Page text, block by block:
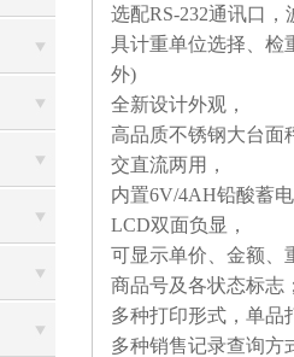
选配RS-232通讯口
具计重单位选择、检
外)
全新设计外观，
高品质不锈钢大台面
交直流两用，
内置6V/4AH铅酸蓄
LCD双面负显，
可显示单价、金额、
商品号及各状态标志
多种打印形式，单品
多种销售记录查询方